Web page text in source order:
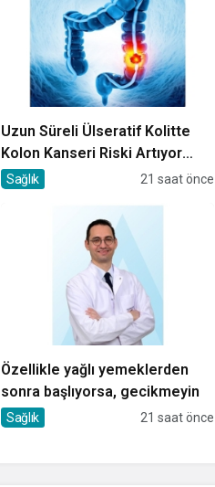
Uzun Süreli Ülseratif Kolitte
Kolon Kanseri Riski Artıyor
mu?
Sağlık 21 saat önce
Özellikle yağlı yemeklerden
sonra başlıyorsa, gecikmeyin
Sağlık 21 saat önce